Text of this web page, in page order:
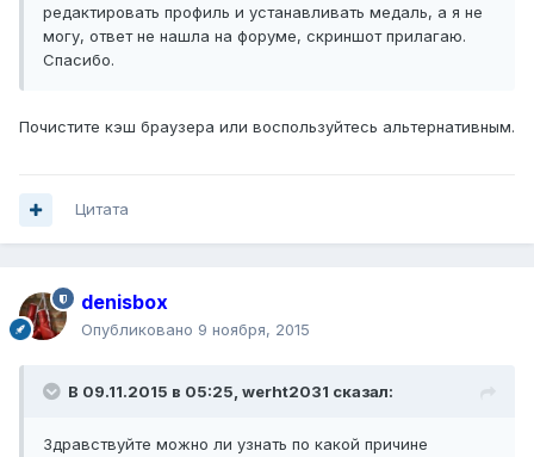
редактировать профиль и устанавливать медаль, а я не
могу, ответ не нашла на форуме, скриншот прилагаю.
Спасибо.
Почистите кэш браузера или воспользуйтесь альтернативным.
Цитата
denisbox
Опубликовано 9 ноября, 2015
В 09.11.2015 в 05:25, werht2031 сказал:
Здравствуйте можно ли узнать по какой причине